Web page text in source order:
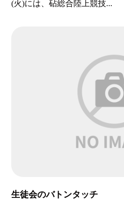
(火)には、砧総合陸上競技...
生徒会のバトンタッチ